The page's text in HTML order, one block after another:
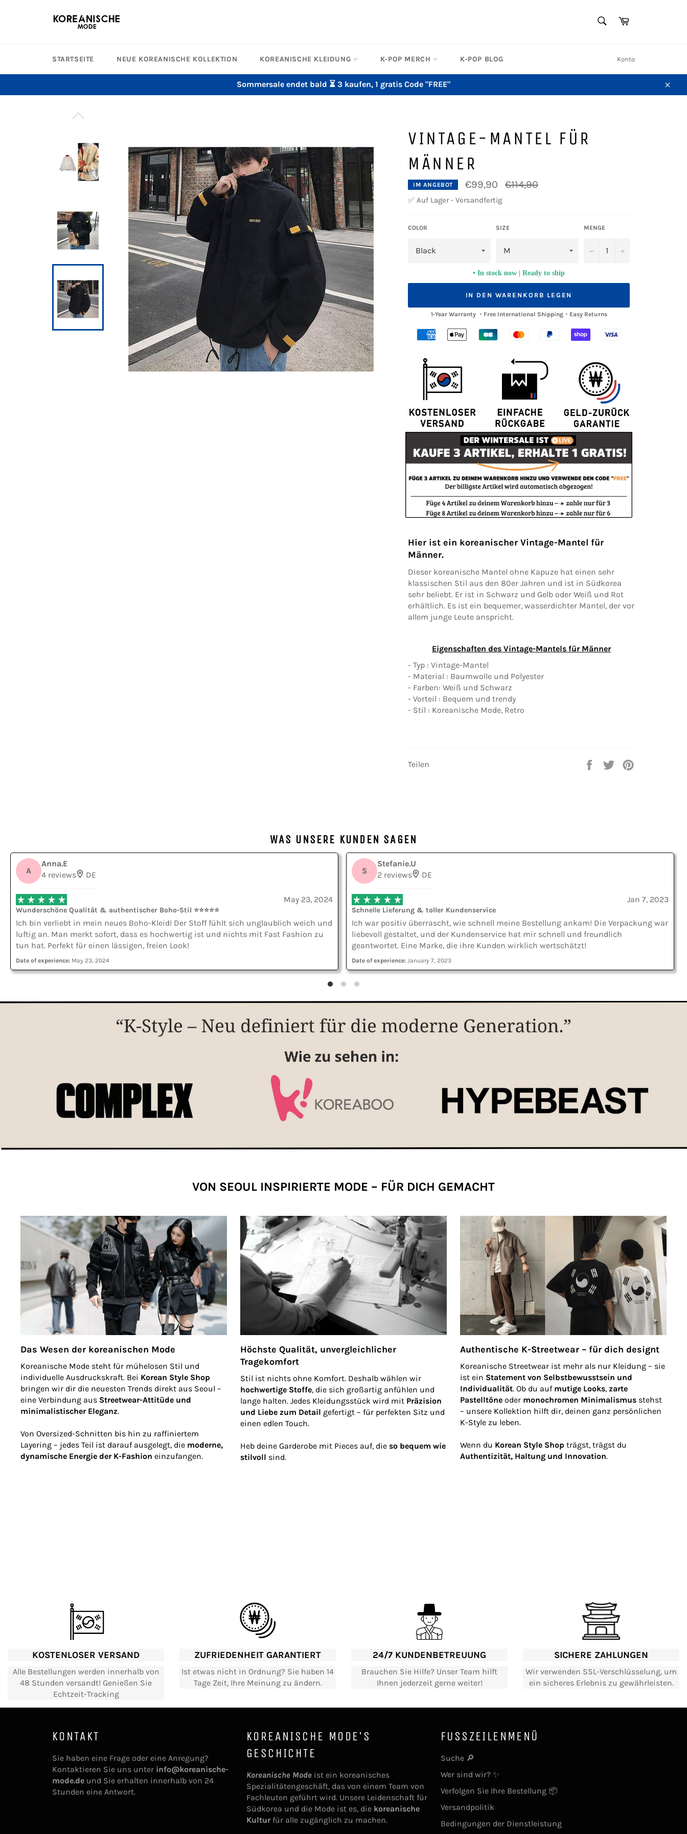
Warenkorb
STARTSEITE NEUE KOREANISCHE KOLLEKTION KOREANISCHE KLEIDUNG K-POP MERCH K-POP BLOG Konto
Sommersale endet bald ⏳ 3 kaufen, 1 gratis Code "FREE"
VINTAGE-MANTEL FÜR
MÄNNER
IM ANGEBOT €99,90
Normaler
Preis
€114,90
✅ Auf Lager - Versandfertig
COLOR SIZE MENGE
− +
In stock now | Ready to ship
IN DEN WARENKORB LEGEN
1-Year Warranty ・Free International Shipping・Easy Returns
Hier ist ein koreanischer Vintage-Mantel für
Männer.
Dieser koreanische Mantel ohne Kapuze hat einen sehr
klassischen Stil aus den 80er Jahren und ist in Südkorea
sehr beliebt. Er ist in Schwarz und Gelb oder Weiß und Rot
erhältlich. Es ist ein bequemer, wasserdichter Mantel, der vor
allem junge Leute anspricht.
Eigenschaften des Vintage-Mantels für Männer
- Typ : Vintage-Mantel
- Material : Baumwolle und Polyester
- Farben: Weiß und Schwarz
- Vorteil : Bequem und trendy
- Stil : Koreanische Mode, Retro
Teilen
Auf
Auf
WAS UNSERE KUNDEN SAGEN
A
Anna.E
4 reviews
DE
May 23, 2024
Wunderschöne Qualität & authentischer Boho-Stil ⭐⭐⭐⭐⭐
Ich bin verliebt in mein neues Boho-Kleid! Der Stoff fühlt sich unglaublich weich und
luftig an. Man merkt sofort, dass es hochwertig ist und nichts mit Fast Fashion zu
tun hat. Perfekt für einen lässigen, freien Look!
Date of experience: May 23, 2024
S
Stefanie.U
2 reviews
DE
Jan 7, 2023
Schnelle Lieferung & toller Kundenservice
Ich war positiv überrascht, wie schnell meine Bestellung ankam! Die Verpackung war
liebevoll gestaltet, und der Kundenservice hat mir schnell und freundlich
geantwortet. Eine Marke, die ihre Kunden wirklich wertschätzt!
Date of experience: January 7, 2023
VON SEOUL INSPIRIERTE MODE – FÜR DICH GEMACHT
Das Wesen der koreanischen Mode
Koreanische Mode steht für mühelosen Stil und
individuelle Ausdruckskraft. Bei Korean Style Shop
bringen wir dir die neuesten Trends direkt aus Seoul –
eine Verbindung aus Streetwear-Attitüde und
minimalistischer Eleganz.
Von Oversized-Schnitten bis hin zu raffiniertem
Layering – jedes Teil ist darauf ausgelegt, die moderne,
dynamische Energie der K-Fashion einzufangen.
Höchste Qualität, unvergleichlicher
Tragekomfort
Stil ist nichts ohne Komfort. Deshalb wählen wir
hochwertige Stoffe, die sich großartig anfühlen und
lange halten. Jedes Kleidungsstück wird mit Präzision
und Liebe zum Detail gefertigt – für perfekten Sitz und
einen edlen Touch.
Heb deine Garderobe mit Pieces auf, die so bequem wie
stilvoll sind.
Authentische K-Streetwear – für dich designt
Koreanische Streetwear ist mehr als nur Kleidung – sie
ist ein Statement von Selbstbewusstsein und
Individualität. Ob du auf mutige Looks, zarte
Pastelltöneoder monochromen Minimalismusstehst
– unsere Kollektion hilft dir, deinen ganz persönlichen
K-Style zu leben.
Wenn du Korean Style Shop trägst, trägst du
Authentizität, Haltung und Innovation.
KOSTENLOSER VERSAND
Alle Bestellungen werden innerhalb von
48 Stunden versandt! Genießen Sie
Echtzeit-Tracking
ZUFRIEDENHEIT GARANTIERT
Ist etwas nicht in Ordnung? Sie haben 14
Tage Zeit, Ihre Meinung zu ändern.
24/7 KUNDENBETREUUNG
Brauchen Sie Hilfe? Unser Team hilft
Ihnen jederzeit gerne weiter!
SICHERE ZAHLUNGEN
Wir verwenden SSL-Verschlüsselung, um
ein sicheres Erlebnis zu gewährleisten.
KONTAKT
Sie haben eine Frage oder eine Anregung?
Kontaktieren Sie uns unter info@koreanische-
mode.de und Sie erhalten innerhalb von 24
Stunden eine Antwort.
KOREANISCHE MODE'S
GESCHICHTE
Koreanische Mode ist ein koreanisches
Spezialitätengeschäft, das von einem Team von
Fachleuten geführt wird. Unsere Leidenschaft für
Südkorea und die Mode ist es, die koreanische
Kultur für alle zugänglich zu machen.
FUSSZEILENMENÜ
Suche 🔎
Wer sind wir? ✨
Verfolgen Sie Ihre Bestellung 📦
Versandpolitik
Bedingungen der Dienstleistung